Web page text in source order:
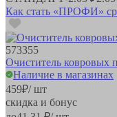
Как стать «ПРОФИ»
573355
Очиститель ковровых
Наличие в магазинах
459₽/ шт
скидка и бонус